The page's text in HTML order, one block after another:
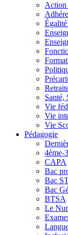
Action
Santé,
Vie
Vie
Vie
Pédagogie
4ème-
CAPA
Bac
Bac
Bac
BTSA
Le